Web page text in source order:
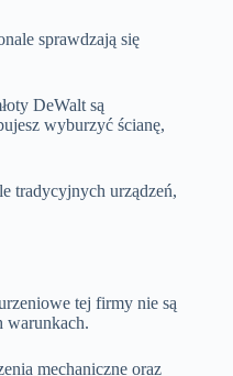
sprawdzają się
DeWalt są
wyburzyć ścianę,
tradycyjnych urządzeń,
tej firmy nie są
warunkach.
mechaniczne oraz